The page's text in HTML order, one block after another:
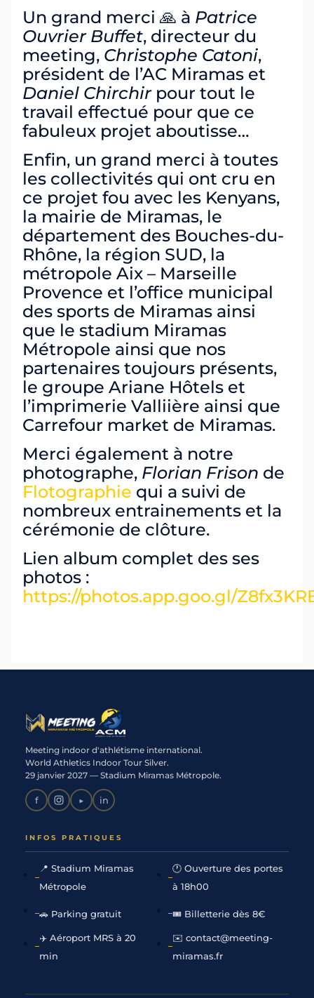
Un grand merci 🙏 à Patrice
Ouvrier Buffet, directeur du
meeting, Christophe Catoni,
président de l’AC Miramas et
Daniel Chirchirpour tout le
travail effectué pour que ce
fabuleux projet aboutisse…
Enfin, un grand merci à toutes
les collectivités qui ont cru en
ce projet fou avec les Kenyans,
la mairie de Miramas, le
département des Bouches-du-
Rhône, la région SUD, la
métropole Aix – Marseille
Provence et l’office municipal
des sports de Miramas ainsi
que le stadium Miramas
Métropole ainsi que nos
partenaires toujours présents,
le groupe Ariane Hôtels et
l’imprimerie Valliière ainsi que
Carrefour market de Miramas.
Merci également à notre
photographe, Florian Frison de
Flotographie qui a suivi de
nombreux entrainements et la
cérémonie de clôture.
Lien album complet des ses
photos :
https://photos.app.goo.gl/
Meeting indoor d'athlétisme international.
World Athletics Indoor Tour Silver.
29 janvier 2027 — Stadium Miramas Métropole.
f ▶ in
INFOS PRATIQUES
📍 Stadium Miramas
Métropole
🕐 Ouverture des portes
à 18h00
🚗 Parking gratuit 🎟 Billetterie dès 8€
✈️ Aéroport MRS à 20
min
✉️ contact@meeting-
miramas.fr